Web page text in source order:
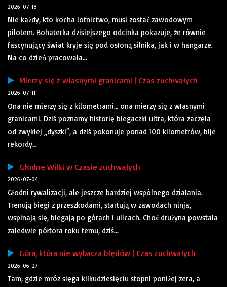
2026-07-18
Nie każdy, kto kocha lotnictwo, musi zostać zawodowym
pilotem. Bohaterka dzisiejszego odcinka pokazuje, że równie
fascynujący świat kryje się pod osłoną silnika, jak i w hangarze.
Na co dzień pracowała...
Mierzy się z własnymi granicami | Czas zuchwałych
2026-07-11
Ona nie mierzy się z kilometrami… ona mierzy się z własnymi
granicami. Dziś poznamy historię biegaczki ultra, która zaczęła
od zwykłej „dyszki”, a dziś pokonuje ponad 100 kilometrów, bije
rekordy...
Głodne Wilki w Czasie zuchwałych
2026-07-04
Głodni rywalizacji, ale jeszcze bardziej wspólnego działania.
Trenują biegi z przeszkodami, startują w zawodach ninja,
wspinają się, biegają po górach i ulicach. Choć drużyna powstała
zaledwie półtora roku temu, dziś...
Góra, która nie wybacza błędów | Czas zuchwałych
2026-06-27
Tam, gdzie mróz sięga kilkudziesięciu stopni poniżej zera, a